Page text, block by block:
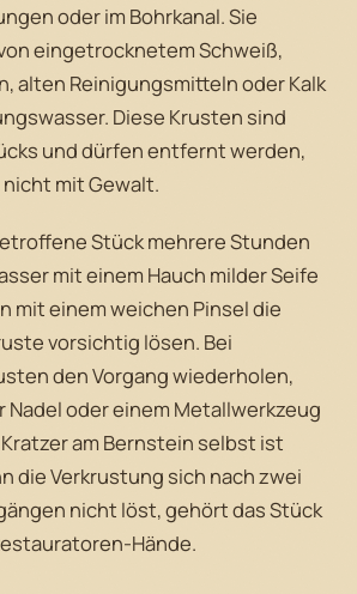
oder im Bohrkanal. Sie
eingetrocknetem Schweiß,
alten Reinigungsmitteln oder Kalk
Diese Krusten sind
und dürfen entfernt werden,
mit Gewalt.
Stück mehrere Stunden
mit einem Hauch milder Seife
mit einem weichen Pinsel die
vorsichtig lösen. Bei
den Vorgang wiederholen,
Nadel oder einem Metallwerkzeug
am Bernstein selbst ist
die Verkrustung sich nach zwei
nicht löst, gehört das Stück
Hände.